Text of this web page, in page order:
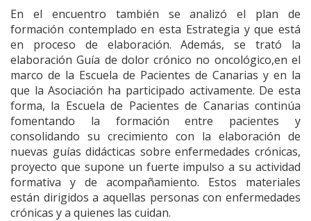
En el encuentro también se analizó el plan de
formación contemplado en esta Estrategia y que está
en proceso de elaboración. Además, se trató la
elaboración Guía de dolor crónico no oncológico,en el
marco de la Escuela de Pacientes de Canarias y en la
que la Asociación ha participado activamente. De esta
forma, la Escuela de Pacientes de Canarias continúa
fomentando la formación entre pacientes y
consolidando su crecimiento con la elaboración de
nuevas guías didácticas sobre enfermedades crónicas,
proyecto que supone un fuerte impulso a su actividad
formativa y de acompañamiento. Estos materiales
están dirigidos a aquellas personas con enfermedades
crónicas y a quienes las cuidan.